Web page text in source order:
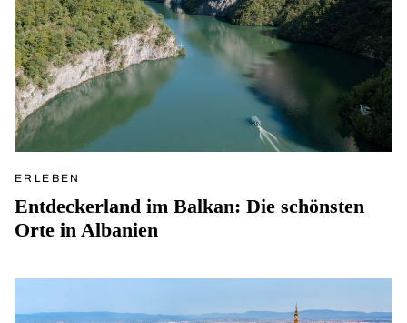
ERLEBEN
Entdeckerland im Balkan: Die schönsten
Orte in Albanien